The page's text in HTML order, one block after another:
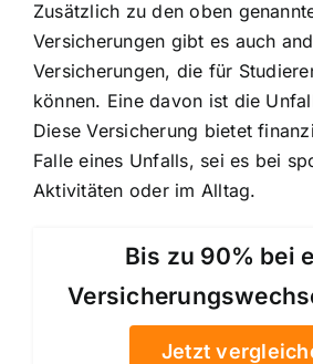
Zusätzlich zu den oben
Versicherungen gibt es auch
Versicherungen, die für
können. Eine davon ist die
Diese Versicherung bietet
Falle eines Unfalls, sei es bei
Aktivitäten oder im Alltag.
Bis zu 90% bei
Jetzt